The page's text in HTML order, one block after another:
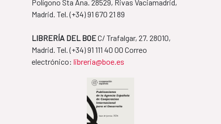
Polígono Sta Ana. 28529, Rivas Vaciamadrid,
Madrid. Tel. ​(+34) 91 670 21 89
LIBRERÍA DEL BOEC/ Trafalgar, 27. 28010,
Madrid. Tel. ​(+34) 91 111 40 00 Correo
​​​​​​​electrónico: libreria@boe.es